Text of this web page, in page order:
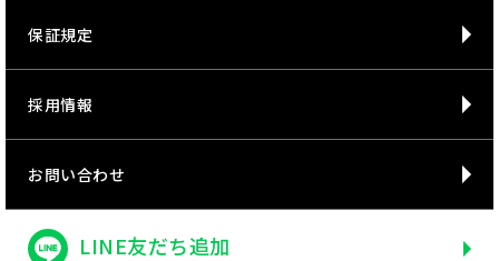
保証規定
採用情報
お問い合わせ
LINE友だち追加